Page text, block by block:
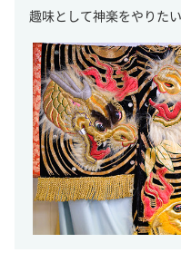
趣味として神楽をやりた